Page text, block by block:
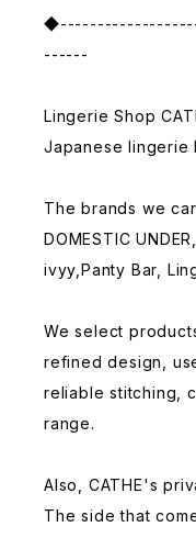
------
Lingerie Shop
Japanese lingerie
The brands we
DOMESTIC
ivyy,Panty Bar,
We select
refined design,
reliable stitching,
range.
Also, CATHE's
The side that